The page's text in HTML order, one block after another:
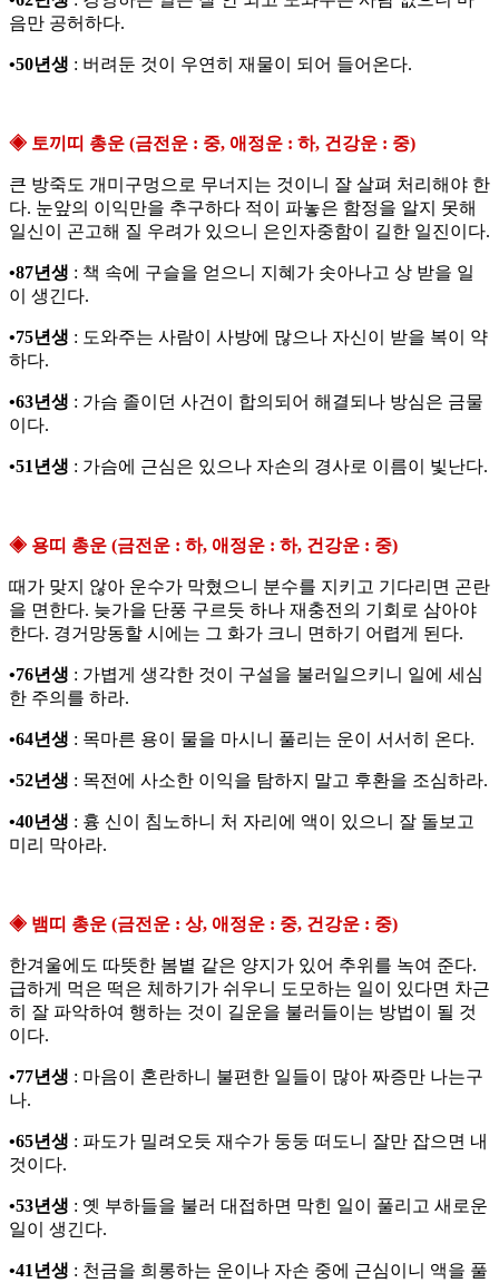
음만 공허하다.
•50년생 : 버려둔 것이 우연히 재물이 되어 들어온다.
◈ 토끼띠 총운 (금전운 : 중, 애정운 : 하, 건강운 : 중)
큰 방죽도 개미구멍으로 무너지는 것이니 잘 살펴 처리해야 한
다. 눈앞의 이익만을 추구하다 적이 파놓은 함정을 알지 못해
일신이 곤고해 질 우려가 있으니 은인자중함이 길한 일진이다.
•87년생 : 책 속에 구슬을 얻으니 지혜가 솟아나고 상 받을 일
이 생긴다.
•75년생 : 도와주는 사람이 사방에 많으나 자신이 받을 복이 약
하다.
•63년생 : 가슴 졸이던 사건이 합의되어 해결되나 방심은 금물
이다.
•51년생 : 가슴에 근심은 있으나 자손의 경사로 이름이 빛난다.
◈ 용띠 총운 (금전운 : 하, 애정운 : 하, 건강운 : 중)
때가 맞지 않아 운수가 막혔으니 분수를 지키고 기다리면 곤란
을 면한다. 늦가을 단풍 구르듯 하나 재충전의 기회로 삼아야
한다. 경거망동할 시에는 그 화가 크니 면하기 어렵게 된다.
•76년생 : 가볍게 생각한 것이 구설을 불러일으키니 일에 세심
한 주의를 하라.
•64년생 : 목마른 용이 물을 마시니 풀리는 운이 서서히 온다.
•52년생 : 목전에 사소한 이익을 탐하지 말고 후환을 조심하라.
•40년생 : 흉 신이 침노하니 처 자리에 액이 있으니 잘 돌보고
미리 막아라.
◈ 뱀띠 총운 (금전운 : 상, 애정운 : 중, 건강운 : 중)
한겨울에도 따뜻한 봄볕 같은 양지가 있어 추위를 녹여 준다.
급하게 먹은 떡은 체하기가 쉬우니 도모하는 일이 있다면 차근
히 잘 파악하여 행하는 것이 길운을 불러들이는 방법이 될 것
이다.
•77년생 : 마음이 혼란하니 불편한 일들이 많아 짜증만 나는구
나.
•65년생 : 파도가 밀려오듯 재수가 둥둥 떠도니 잘만 잡으면 내
것이다.
•53년생 : 옛 부하들을 불러 대접하면 막힌 일이 풀리고 새로운
일이 생긴다.
•41년생 : 천금을 희롱하는 운이나 자손 중에 근심이니 액을 풀